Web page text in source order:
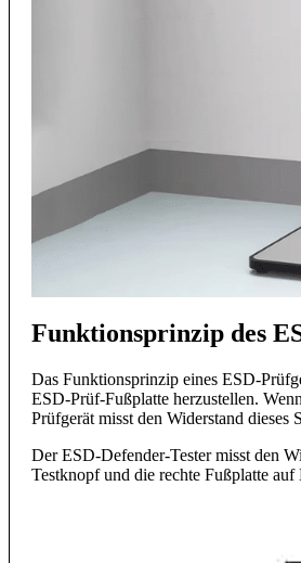
Funktionsprinzip des
Das Funktionsprinzip eines ESD-
ESD-Prüf-Fußplatte herzustellen.
Prüfgerät misst den Widerstand dieses
Der ESD-Defender-Tester misst den
Testknopf und die rechte Fußplatte